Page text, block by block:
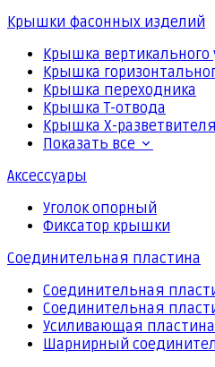
Крышки фасонных изделий
Крышка вертикального
Крышка
Крышка переходника
Крышка Т-отвода
Крышка Х-разветвителя
Показать все
Аксессуары
Уголок опорный
Фиксатор крышки
Соединительная пластина
Соединительная
Соединительная
Усиливающая
Шарнирный